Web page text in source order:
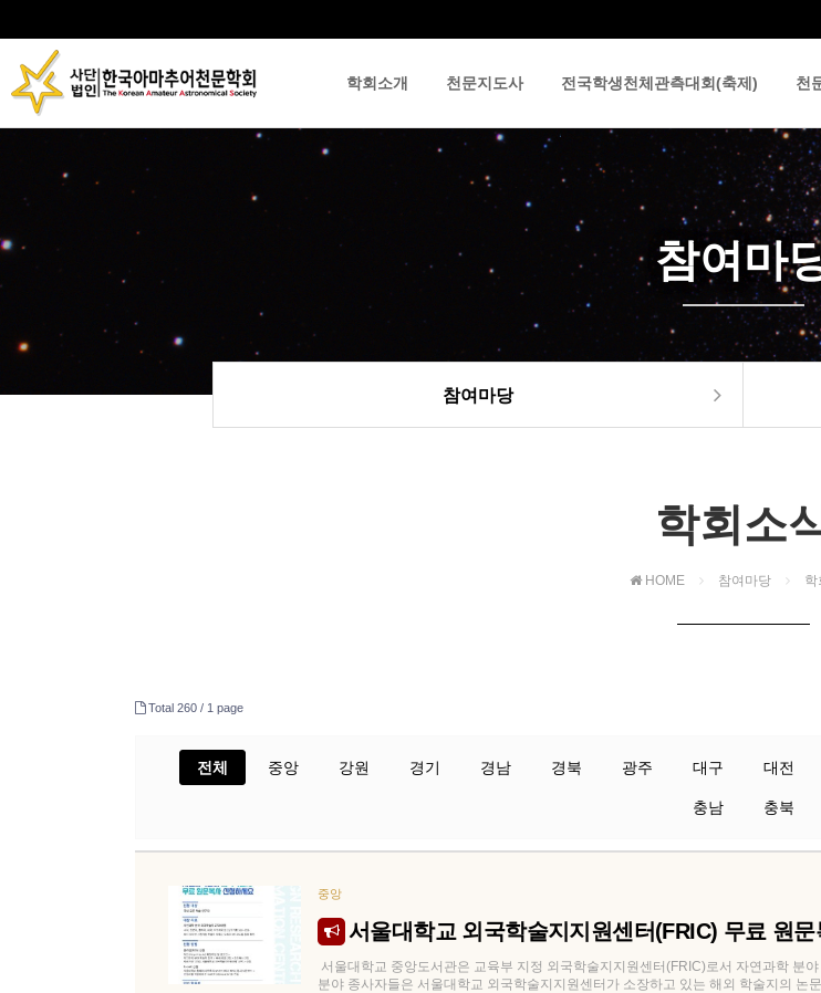
학회소개 천문지도사 전국학생천체관측대회(축제) 천
하위분류 하위분류
참여마
참여마당
학회소
HOME 참여마당 학
Total 260 / 1 page
전체 중앙 강원 경기 경남 경북 광주 대구 대전
충남 충북
중앙
서울대학교 외국학술지지원센터(FRIC) 무료 원
서울대학교 중앙도서관은 교육부 지정 외국학술지지원센터(FRIC)로서 자연과학 분
분야 종사자들은 서울대학교 외국학술지지원센터가 소장하고 있는 해외 학술지의 논